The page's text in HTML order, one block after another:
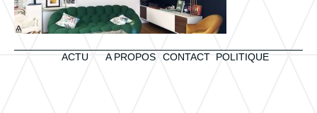
ACTU A PROPOS CONTACT POLITIQUE